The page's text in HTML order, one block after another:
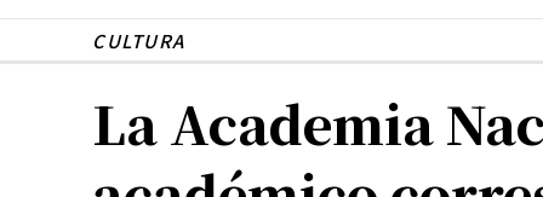
CULTURA
La Academia